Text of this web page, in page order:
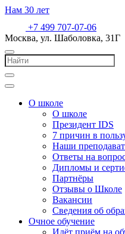
Нам 30 лет
+7 499 707-07-06
Москва, ул. Шаболовка, 31Г
О школе
О школе
Президент IDS
7 причин в
Наши
Ответы на
Дипломы и
Партнёры
Отзывы о Школе
Вакансии
Сведения об
Очное обучение
Идёт приём на